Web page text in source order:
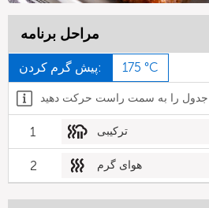
مراحل برنامه
پیش گرم کردن: 175 °C
1 ترکیبی
2 هوای گرم